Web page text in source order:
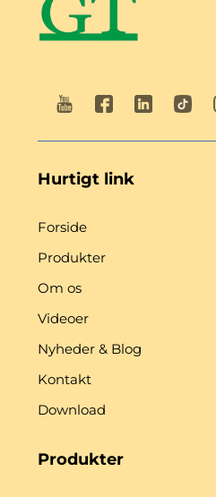
Hurtigt link
Forside
Produkter
Om os
Videoer
Nyheder & Blog
Kontakt
Download
Produkter